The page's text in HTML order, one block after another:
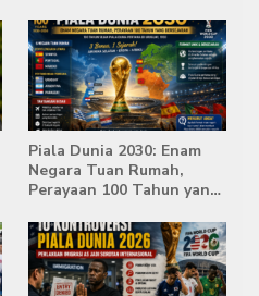
Piala Dunia 2030: Enam
Negara Tuan Rumah,
Perayaan 100 Tahun yang